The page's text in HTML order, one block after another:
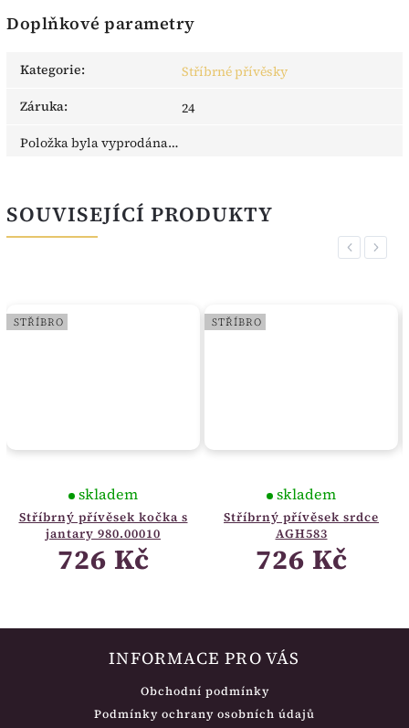
Doplňkové parametry
Kategorie:
Stříbrné přívěsky
Záruka:
24
Položka byla vyprodána…
SOUVISEJÍCÍ PRODUKTY
Previous
STŘÍBRO
Stříbrný přívěsek kočka s
jantary 980.00010
skladem
726 Kč
STŘÍBRO
Stříbrný přívěsek srdce
AGH583
skladem
726 Kč
Next
INFORMACE PRO VÁS
Obchodní podmínky
Podmínky ochrany osobních údajů